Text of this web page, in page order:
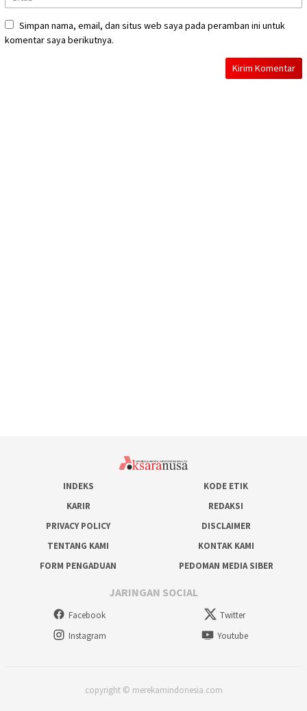
Simpan nama, email, dan situs web saya pada peramban ini untuk
komentar saya berikutnya.
INDEKS
KODE ETIK
KARIR
REDAKSI
PRIVACY POLICY
DISCLAIMER
TENTANG KAMI
KONTAK KAMI
FORM PENGADUAN
PEDOMAN MEDIA SIBER
JARINGAN SOCIAL
Facebook
Twitter
Instagram
Youtube
copyright © merekamindonesia.com